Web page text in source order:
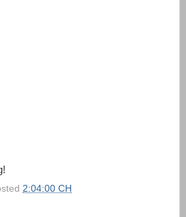
2:04:00 CH